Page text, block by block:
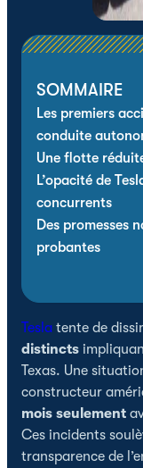
SOMMAIRE
Les premiers
conduite
Une flotte
L’opacité de
concurrents
Des promesses
probantes
Tesla tente de
distincts
Texas. Une
constructeur
mois seulement
Ces incidents
transparence de